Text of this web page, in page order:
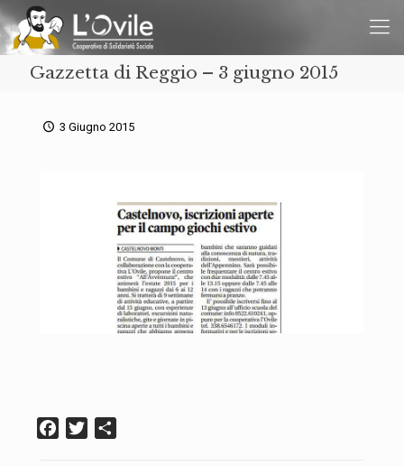
Gazzetta di Reggio – 3 giugno 2015
3 Giugno 2015
Facebook
Twitter